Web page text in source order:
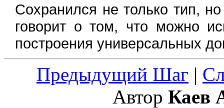
Сохранился не только тип,
говорит о том, что можно
построения универсальных
Предыдущий Шаг |
Автор Каев